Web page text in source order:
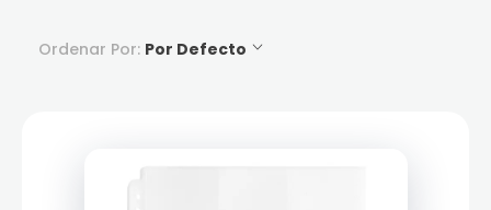
Ordenar Por: Por Defecto